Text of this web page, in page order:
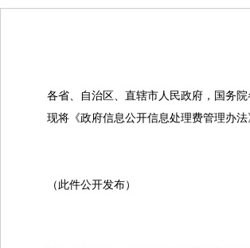
各省、自治区、直辖市人民政府，国务
现将《政府信息公开信息处理费管理办
（此件公开发布）